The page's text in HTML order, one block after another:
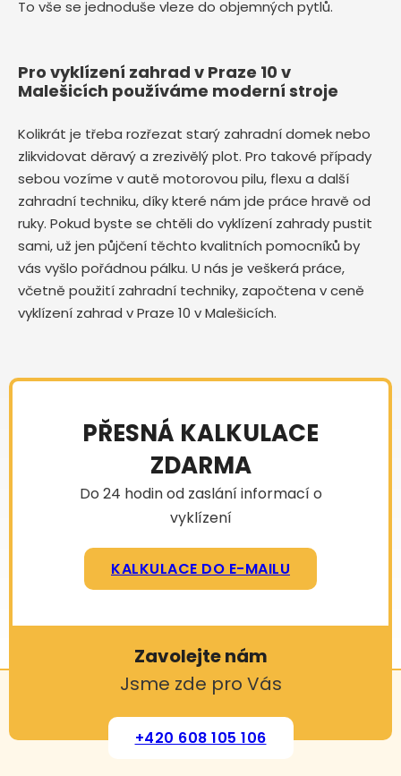
To vše se jednoduše vleze do objemných pytlů.
Pro vyklízení zahrad v Praze 10 v
Malešicích používáme moderní stroje
Kolikrát je třeba rozřezat starý zahradní domek nebo
zlikvidovat děravý a zrezivělý plot. Pro takové případy
sebou vozíme v autě motorovou pilu, flexu a další
zahradní techniku, díky které nám jde práce hravě od
ruky. Pokud byste se chtěli do vyklízení zahrady pustit
sami, už jen půjčení těchto kvalitních pomocníků by
vás vyšlo pořádnou pálku. U nás je veškerá práce,
včetně použití zahradní techniky, započtena v ceně
vyklízení zahrad v Praze 10 v Malešicích.
PŘESNÁ KALKULACE
ZDARMA
Do 24 hodin od zaslání informací o
vyklízení
KALKULACE DO E-MAILU
Zavolejte nám
Jsme zde pro Vás
+420 608 105 106